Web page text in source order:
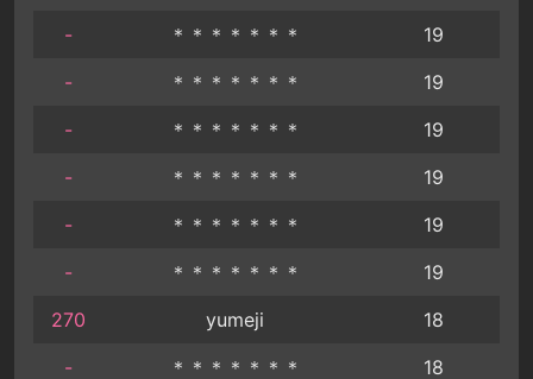
-
＊＊＊＊＊＊＊
19
-
＊＊＊＊＊＊＊
19
-
＊＊＊＊＊＊＊
19
-
＊＊＊＊＊＊＊
19
-
＊＊＊＊＊＊＊
19
-
＊＊＊＊＊＊＊
19
270
yumeji
18
-
＊＊＊＊＊＊＊
18